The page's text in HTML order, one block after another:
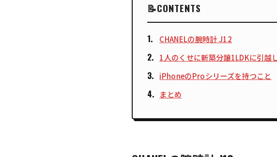
CONTENTS
CHANELの腕時計 J12
1人のくせに新築分譲1LDKに引越
iPhoneのProシリーズを持つこと
まとめ